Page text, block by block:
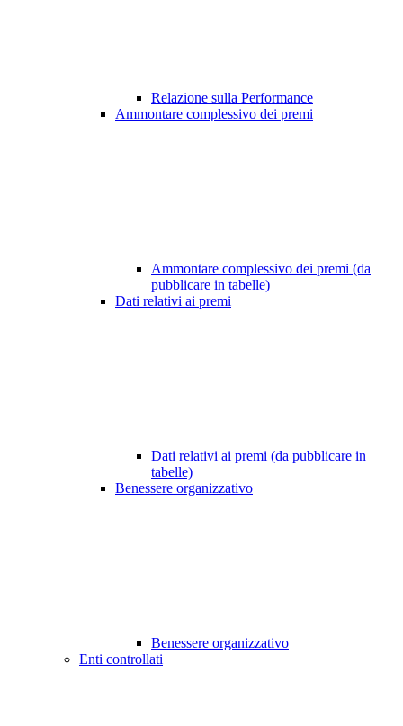
Relazione sulla Performance
Ammontare complessivo dei premi
Ammontare complessivo dei premi (da
pubblicare in tabelle)
Dati relativi ai premi
Dati relativi ai premi (da pubblicare in
tabelle)
Benessere organizzativo
Benessere organizzativo
Enti controllati